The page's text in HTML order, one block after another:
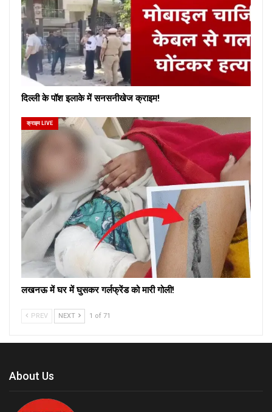
दिल्ली के पॉश इलाके में सनसनीखेज क्राइम!
क्राइम LIVE
लखनऊ में घर में घुसकर गर्लफ्रेंड को मारी गोली!
PREV NEXT 1 of 71
About Us